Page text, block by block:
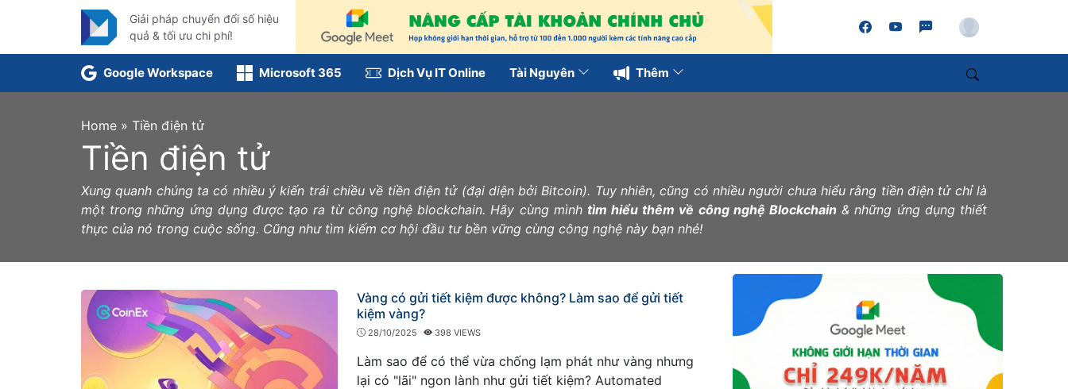
Giải pháp chuyển đổi số hiệu
quả & tối ưu chi phí!
Account
Google Workspace Microsoft 365 Dịch Vụ IT Online Tài Nguyên Thêm Search
Home » Tiền điện tử
Tiền điện tử
Xung quanh chúng ta có nhiều ý kiến trái chiều về tiền điện tử (đại diện bởi Bitcoin). Tuy nhiên, cũng có nhiều người chưa hiểu rằng tiền điện tử chỉ là
một trong những ứng dụng được tạo ra từ công nghệ blockchain. Hãy cùng mình tìm hiểu thêm về công nghệ Blockchain & những ứng dụng thiết
thực của nó trong cuộc sống. Cũng như tìm kiếm cơ hội đầu tư bền vững cùng công nghệ này bạn nhé!
Vàng có gửi tiết kiệm được không? Làm sao để gửi tiết
kiệm vàng?
28/10/2025 398 VIEWS
Làm sao để có thể vừa chống lạm phát như vàng nhưng
lại có "lãi" ngon lành như gửi tiết kiệm? Automated